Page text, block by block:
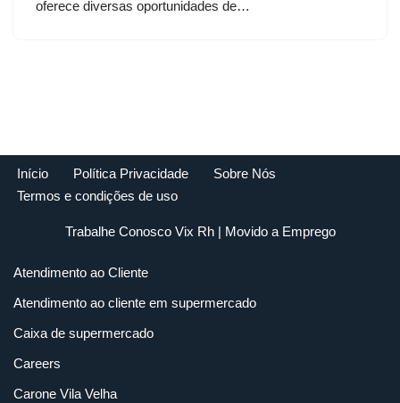
oferece diversas oportunidades de…
Início Política Privacidade
Sobre Nós
Termos e condições de uso
Trabalhe Conosco Vix Rh| Movido a Emprego
Atendimento ao Cliente
Atendimento ao cliente em supermercado
Caixa de supermercado
Careers
Carone Vila Velha